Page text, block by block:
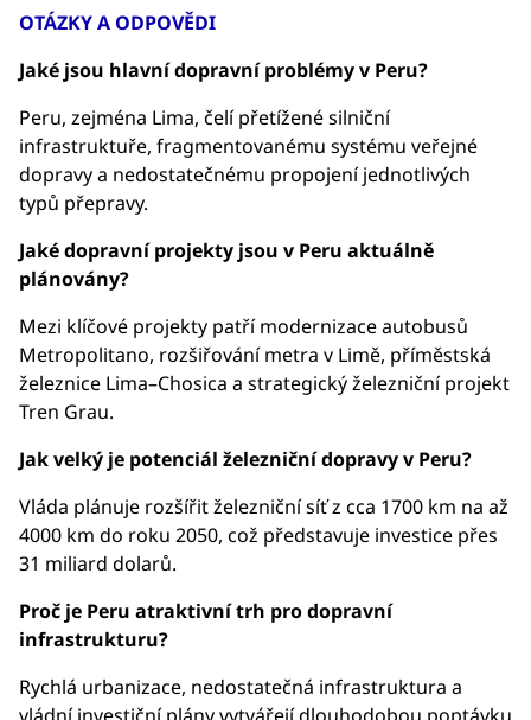
OTÁZKY A ODPOVĚDI
Jaké jsou hlavní dopravní problémy v Peru?
Peru, zejména Lima, čelí přetížené silniční
infrastruktuře, fragmentovanému systému veřejné
dopravy a nedostatečnému propojení jednotlivých
typů přepravy.
Jaké dopravní projekty jsou v Peru aktuálně
plánovány?
Mezi klíčové projekty patří modernizace autobusů
Metropolitano, rozšiřování metra v Limě, příměstská
železnice Lima–Chosica a strategický železniční projekt
Tren Grau.
Jak velký je potenciál železniční dopravy v Peru?
Vláda plánuje rozšířit železniční síť z cca 1700 km na až
4000 km do roku 2050, což představuje investice přes
31 miliard dolarů.
Proč je Peru atraktivní trh pro dopravní
infrastrukturu?
Rychlá urbanizace, nedostatečná infrastruktura a